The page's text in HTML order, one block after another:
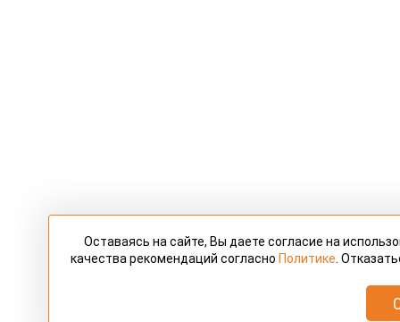
Оставаясь на сайте, Вы даете согласие на
качества рекомендаций согласно Политике .